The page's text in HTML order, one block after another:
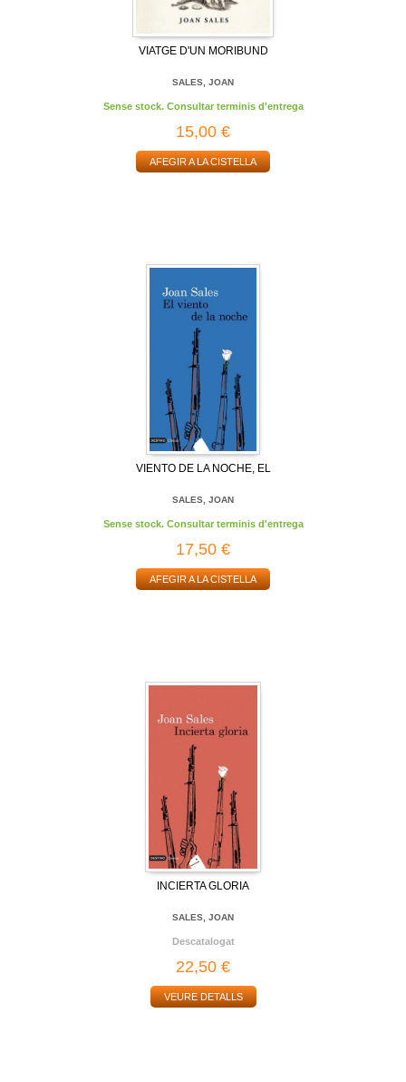
VIATGE D'UN MORIBUND
SALES, JOAN
Sense stock. Consultar terminis d'entrega
15,00 €
AFEGIR A LA CISTELLA
VIENTO DE LA NOCHE, EL
SALES, JOAN
Sense stock. Consultar terminis d'entrega
17,50 €
AFEGIR A LA CISTELLA
INCIERTA GLORIA
SALES, JOAN
Descatalogat
22,50 €
VEURE DETALLS